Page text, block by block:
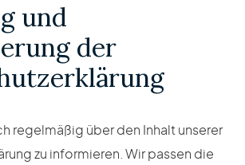
und
der
regelmäßig über den Inhalt unserer
zu informieren. Wir passen die